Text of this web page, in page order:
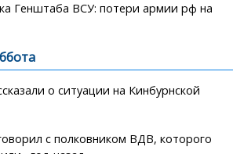
Генштаба ВСУ: потери армии рф на
о ситуации на Кинбурнской
с полковником ВДВ, которого